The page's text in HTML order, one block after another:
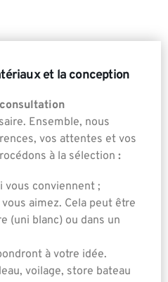
et la conception
Ensemble, nous
vos attentes et vos
à la sélection :
vous conviennent ;
aimez. Cela peut être
(uni blanc) ou dans un
à votre idée.
voilage, store bateau